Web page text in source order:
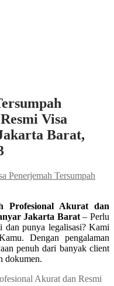
Visa
Barat,
Penerjemah Tersumpah
Profesional Akurat dan
Jakarta Barat– Perlu
dan punya legalisasi? Kami
Dengan pengalaman
penuh dari banyak client
dokumen.